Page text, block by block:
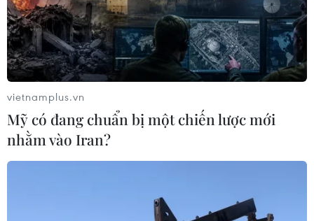
vietnamplus.vn
Mỹ có đang chuẩn bị một chiến lược mới
nhằm vào Iran?